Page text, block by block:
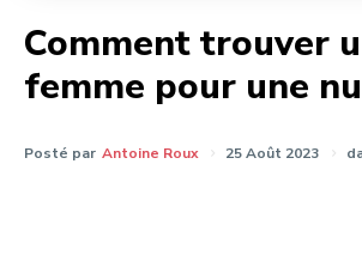
Comment trouver
femme pour une
Posté par Antoine Roux 25 Août 2023